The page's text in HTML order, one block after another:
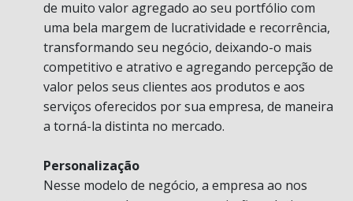
de muito valor agregado ao seu portfólio com
uma bela margem de lucratividade e recorrência,
transformando seu negócio, deixando-o mais
competitivo e atrativo e agregando percepção de
valor pelos seus clientes aos produtos e aos
serviços oferecidos por sua empresa, de maneira
a torná-la distinta no mercado.
Personalização
Nesse modelo de negócio, a empresa ao nos